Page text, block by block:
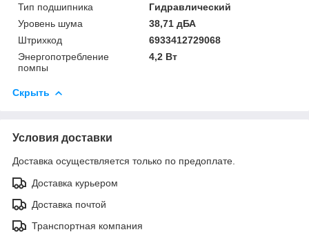
Тип подшипника
Гидравлический
Уровень шума
38,71 дБА
Штрихкод
6933412729068
Энергопотребление
помпы
4,2 Вт
Скрыть
Условия доставки
Доставка осуществляется только по предоплате.
Доставка курьером
Доставка почтой
Транспортная компания